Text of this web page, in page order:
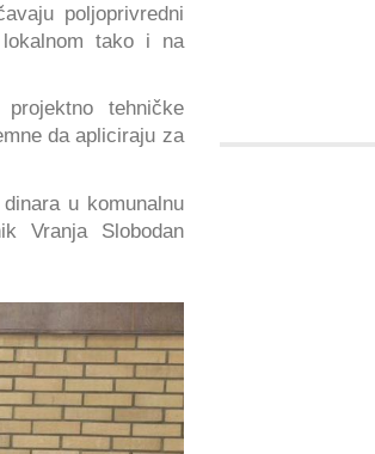
poljoprivredni
tako i na
tehničke
da apliciraju za
u komunalnu
Vranja Slobodan